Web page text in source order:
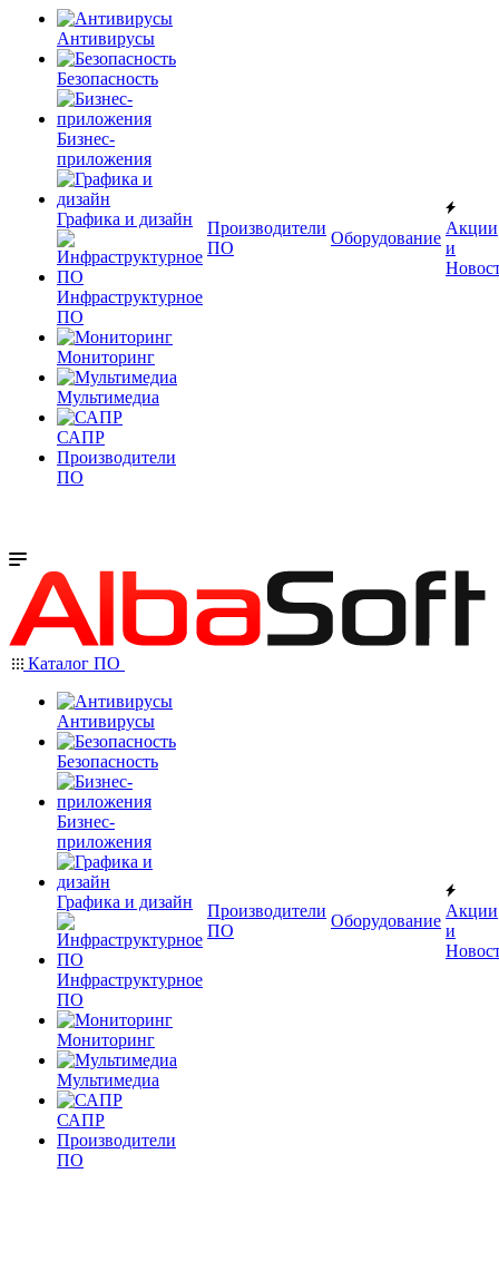
Антивирусы
Безопасность
Бизнес-
приложения
Графика и дизайн
Инфраструктурное
ПО
Мониторинг
Мультимедиа
САПР
Производители
ПО
Производители
ПО
Оборудование
Акции
и
Каталог ПО
Антивирусы
Безопасность
Бизнес-
приложения
Графика и дизайн
Инфраструктурное
ПО
Мониторинг
Мультимедиа
САПР
Производители
ПО
Производители
ПО
Оборудование
Акции
и